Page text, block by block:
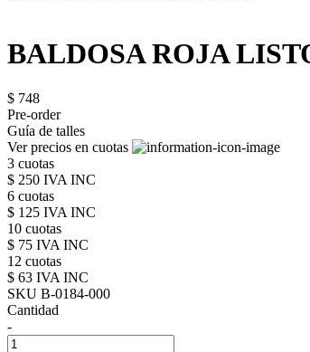
BALDOSA ROJA
$ 748
Pre-order
Guía de talles
Ver precios en cuotas
3 cuotas
$ 250 IVA INC
6 cuotas
$ 125 IVA INC
10 cuotas
$ 75 IVA INC
12 cuotas
$ 63 IVA INC
SKU B-0184-000
Cantidad
-